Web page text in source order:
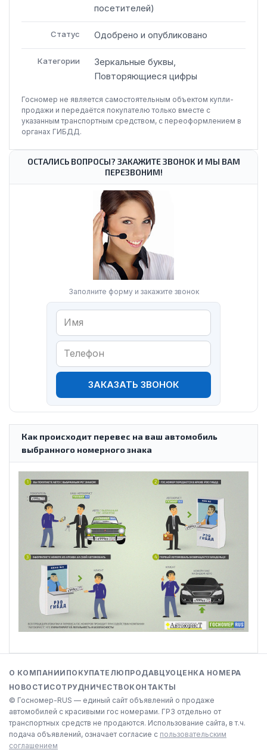
посетителей)
Статус Одобрено и опубликовано
Категории
Зеркальные буквы,
Повторяющиеся цифры
Госномер не является самостоятельным объектом купли-
продажи и передаётся покупателю только вместе с
указанным транспортным средством, с переоформлением в
органах ГИБДД.
ОСТАЛИСЬ ВОПРОСЫ? ЗАКАЖИТЕ ЗВОНОК И МЫ ВАМ
ПЕРЕЗВОНИМ!
Заполните форму и закажите звонок
ЗАКАЗАТЬ ЗВОНОК
Как происходит перевес на ваш автомобиль
выбранного номерного знака
© Госномер-RUS — единый сайт объявлений о продаже
автомобилей с красивыми гос номерами. ГРЗ отдельно от
транспортных средств не продаются. Использование сайта, в т.ч.
подача объявлений, означает согласие с пользовательским
соглашением
О КОМПАНИИ ПОКУПАТЕЛЮ ПРОДАВЦУОЦЕНКА НОМЕРА
НОВОСТИСОТРУДНИЧЕСТВОКОНТАКТЫ